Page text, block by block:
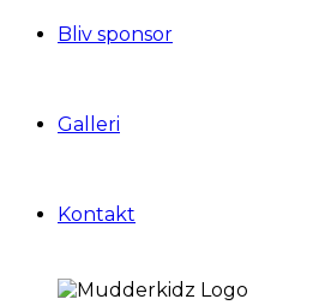
Bliv sponsor
Galleri
Kontakt